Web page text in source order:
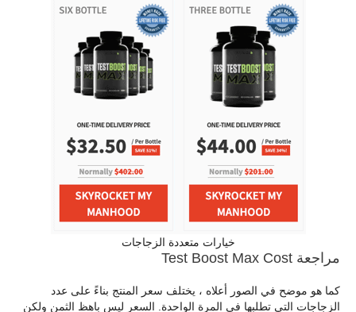
خيارات متعددة الزجاجات
مراجعة Test Boost Max Cost
كما هو موضح في الصور أعلاه ، يختلف سعر المنتج بناءً على عدد
الزجاجات التي تطلبها في المرة الواحدة. السعر ليس باهظ الثمن ولكن